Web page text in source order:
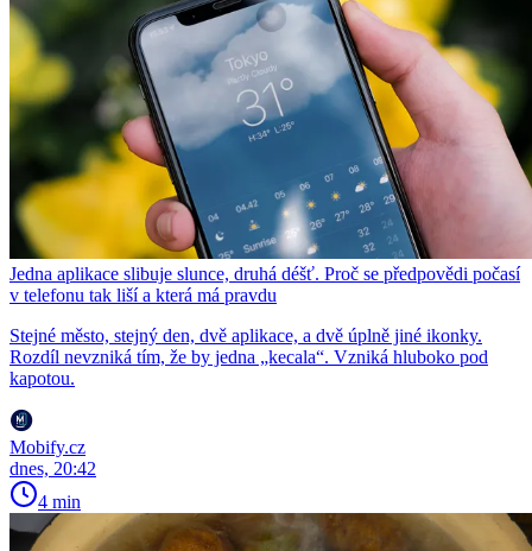
Jedna aplikace slibuje slunce, druhá déšť. Proč se předpovědi počasí
v telefonu tak liší a která má pravdu
Stejné město, stejný den, dvě aplikace, a dvě úplně jiné ikonky.
Rozdíl nevzniká tím, že by jedna „kecala“. Vzniká hluboko pod
kapotou.
Mobify.cz
dnes, 20:42
4 min